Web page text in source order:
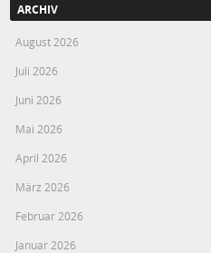
ARCHIV
August 2026
Juli 2026
Juni 2026
Mai 2026
April 2026
März 2026
Februar 2026
Januar 2026